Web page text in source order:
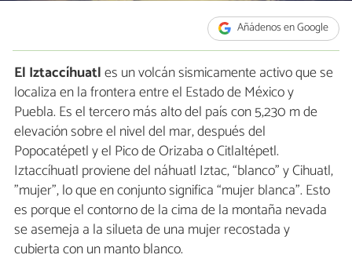
Añádenos en Google
El Iztaccíhuatles un volcán sismicamente activo que se
localiza en la frontera entre el Estado de México y
Puebla. Es el tercero más alto del país con 5,230 m de
elevación sobre el nivel del mar, después del
Popocatépetl y el Pico de Orizaba o Citlaltépetl.
Iztaccíhuatl proviene del náhuatl Iztac, “blanco" y Cihuatl,
”mujer”, lo que en conjunto significa “mujer blanca”. Esto
es porque el contorno de la cima de la montaña nevada
se asemeja a la silueta de una mujer recostada y
cubierta con un manto blanco.